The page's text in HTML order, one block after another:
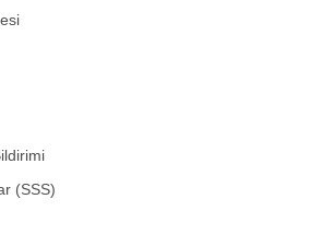
(SSS)